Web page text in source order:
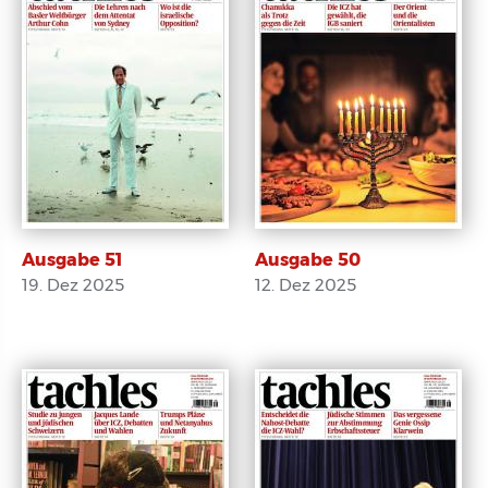
Ausgabe 51
19. Dez 2025
Ausgabe 50
12. Dez 2025